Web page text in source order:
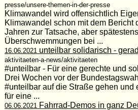
presse/unsere-themen-in-der-presse
Klimawandel wird offensichtlich
Klimawandel schon mit dem Bericht
Jahren zur Tatsache, aber
Überschwemmungen bei ...
16.06.2021 unteilbar solidarisch -
aktivitaeten-a-news/aktivitaeten
#unteilbar - Für eine gerechte und
Drei Wochen vor der
#unteilbar auf die Straße gehen und
für eine ...
06.06.2021 Fahrrad-Demos in ganz